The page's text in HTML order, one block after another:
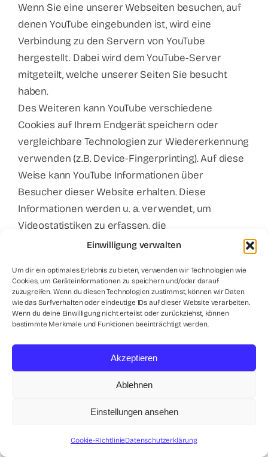
Einwilligung verwalten
Um dir ein optimales Erlebnis zu bieten, verwenden wir Technologien wie
Cookies, um Geräteinformationen zu speichern und/oder darauf
zuzugreifen. Wenn du diesen Technologien zustimmst, können wir Daten
wie das Surfverhalten oder eindeutige IDs auf dieser Website verarbeiten.
Wenn du deine Einwilligung nicht erteilst oder zurückziehst, können
bestimmte Merkmale und Funktionen beeinträchtigt werden.
Akzeptieren
Ablehnen
Einstellungen ansehen
Cookie-RichtlinieDatenschutzerklärung
Wenn Sie eine unserer Webseiten besuchen, auf
denen YouTube eingebunden ist, wird eine
Verbindung zu den Servern von YouTube
hergestellt. Dabei wird dem YouTube-Server
mitgeteilt, welche unserer Seiten Sie besucht
haben.
Des Weiteren kann YouTube verschiedene
Cookies auf Ihrem Endgerät speichern oder
vergleichbare Technologien zur Wiedererkennung
verwenden (z.B. Device-Fingerprinting). Auf diese
Weise kann YouTube Informationen über
Besucher dieser Website erhalten. Diese
Informationen werden u. a. verwendet, um
Videostatistiken zu erfassen, die
Anwenderfreundlichkeit zu verbessern und
Wenn Sie in Ihrem YouTube-Account eingeloggt
sind, ermöglichen Sie YouTube, Ihr Surfverhalten
direkt Ihrem persönlichen Profil zuzuordnen. Dies
können Sie verhindern, indem Sie sich aus Ihrem
YouTube-Account ausloggen.
Die Nutzung von YouTube erfolgt im Interesse
im Sinne von Art. 6 Abs. 1 lit. f DSGVO dar. Sofern
erfolgt die Verarbeitung ausschließlich auf